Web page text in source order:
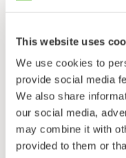
This website uses
We use cookies to
provide social media
We also share
our social media,
may combine it with
provided to them or
Pyyntirakkulat ovat
saalistettuja
toukkia , mutta myös
siitepölyä ja levää.
Vesiherneen kukka
keltakannusruohon (
kasvit eivät